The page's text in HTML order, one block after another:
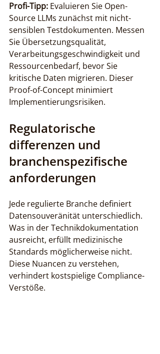
Profi-Tipp: Evaluieren Sie Open-
Source LLMs zunächst mit nicht-
sensiblen Testdokumenten. Messen
Sie Übersetzungsqualität,
Verarbeitungsgeschwindigkeit und
Ressourcenbedarf, bevor Sie
kritische Daten migrieren. Dieser
Proof-of-Concept minimiert
Implementierungsrisiken.
Regulatorische
differenzen und
branchenspezifische
anforderungen
Jede regulierte Branche definiert
Datensouveränität unterschiedlich.
Was in der Technikdokumentation
ausreicht, erfüllt medizinische
Standards möglicherweise nicht.
Diese Nuancen zu verstehen,
verhindert kostspielige Compliance-
Verstöße.